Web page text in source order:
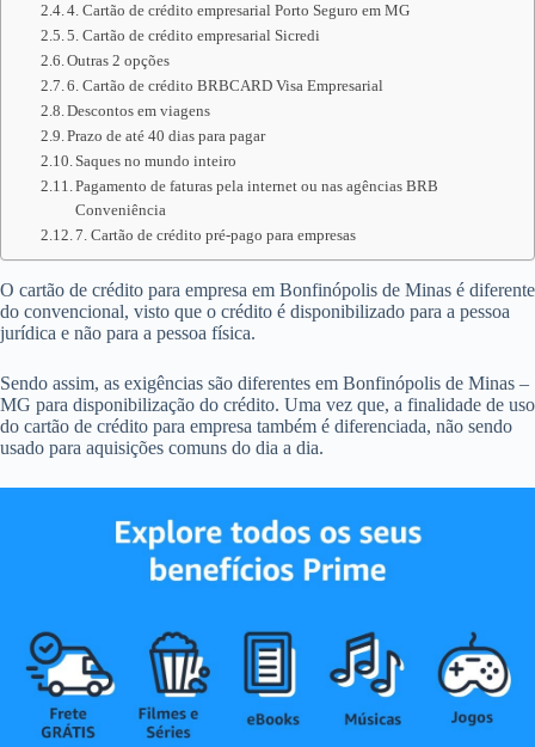
4. Cartão de crédito empresarial Porto Seguro em MG
5. Cartão de crédito empresarial Sicredi
Outras 2 opções
6. Cartão de crédito BRBCARD Visa Empresarial
Descontos em viagens
Prazo de até 40 dias para pagar
Saques no mundo inteiro
Pagamento de faturas pela internet ou nas agências BRB
Conveniência
7. Cartão de crédito pré-pago para empresas
O cartão de crédito para empresa em Bonfinópolis de Minas é diferente
do convencional, visto que o crédito é disponibilizado para a pessoa
jurídica e não para a pessoa física.
Sendo assim, as exigências são diferentes em Bonfinópolis de Minas –
MG para disponibilização do crédito. Uma vez que, a finalidade de uso
do cartão de crédito para empresa também é diferenciada, não sendo
usado para aquisições comuns do dia a dia.